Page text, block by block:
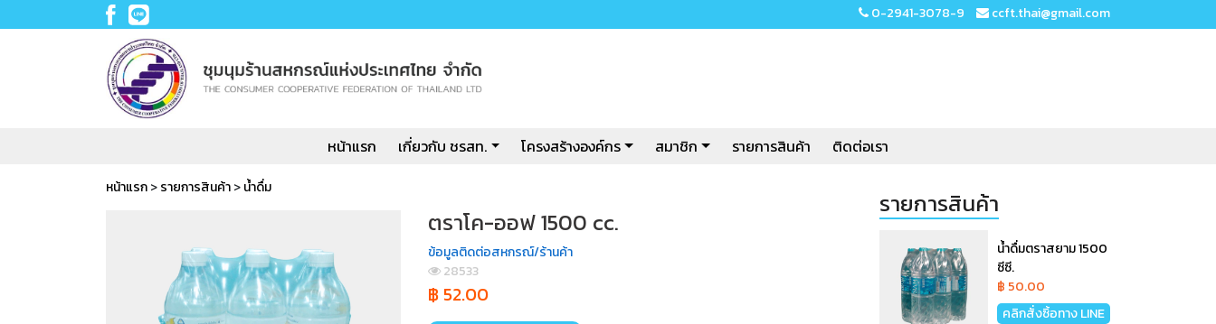
0-2941-3078-9 ccft.thai@gmail.com
หน้าแรก เกี่ยวกับ ชรสท. โครงสร้างองค์กร สมาชิก รายการสินค้า ติดต่อเรา
หน้าแรก>รายการสินค้า>น้ำดื่ม
ตราโค-ออฟ 1500 cc.
ข้อมูลติดต่อสหกรณ์/ร้านค้า
28533
฿ 52.00
รายการสินค้า
น้ำดื่มตราสยาม 1500
ซีซี.
฿ 50.00
คลิกสั่งซิ้อทาง LINE